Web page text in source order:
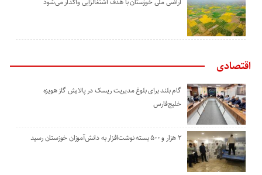
اقتصادی
گام بلند برای بلوغ مدیریت ریسک در پالایش گاز هویزه
خلیج‌فارس
۲ هزار و ۵۰۰ بسته نوشت‌افزار به دانش‌آموزان خوزستان رسید